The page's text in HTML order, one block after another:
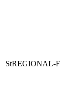
StREGIONAL-F